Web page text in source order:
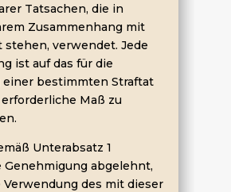
Tatsachen, die in
Zusammenhang mit
stehen, verwendet. Jede
ist auf das für die
bestimmten Straftat
Maß zu
Unterabsatz 1
Genehmigung abgelehnt,
Verwendung des mit dieser